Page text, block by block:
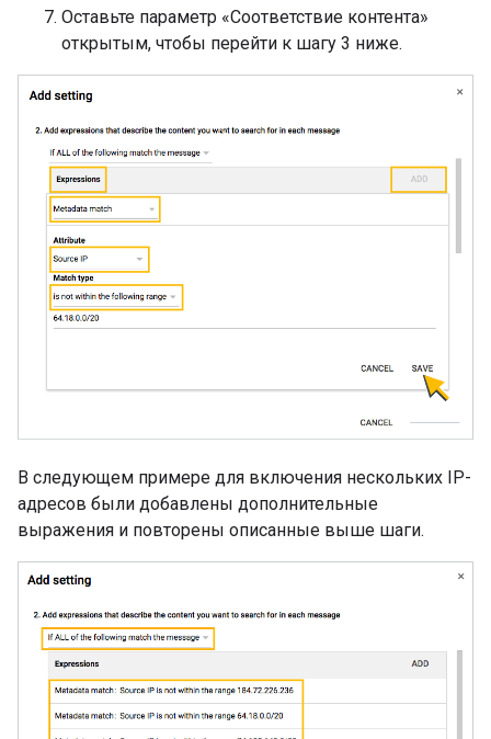
Оставьте параметр «Соответствие контента»
открытым, чтобы перейти к шагу 3 ниже.
В следующем примере для включения нескольких IP-
адресов были добавлены дополнительные
выражения и повторены описанные выше шаги.